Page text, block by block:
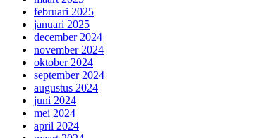
februari 2025
januari 2025
december 2024
november 2024
oktober 2024
september 2024
augustus 2024
juni 2024
mei 2024
april 2024